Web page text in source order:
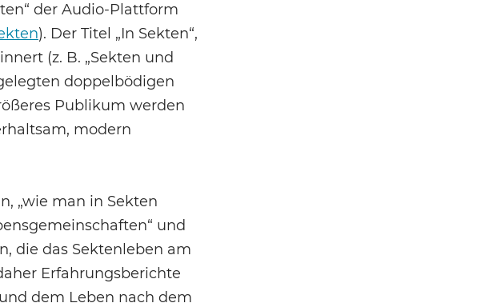
der Audio-Plattform
). Der Titel „In Sekten“,
(z. B. „Sekten und
doppelbödigen
Publikum werden
modern
„wie man in Sekten
und
die das Sektenleben am
Erfahrungsberichte
dem Leben nach dem